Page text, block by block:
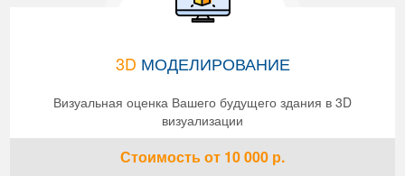
3D МОДЕЛИРОВАНИЕ
Визуальная оценка Вашего будущего здания в 3D
визуализации
Стоимостьот 10 000 р.